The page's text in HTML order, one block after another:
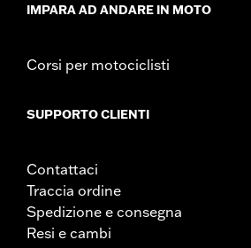
IMPARA AD ANDARE IN MOTO
Corsi per motociclisti
SUPPORTO CLIENTI
Contattaci
Traccia ordine
Spedizione e consegna
Resi e cambi